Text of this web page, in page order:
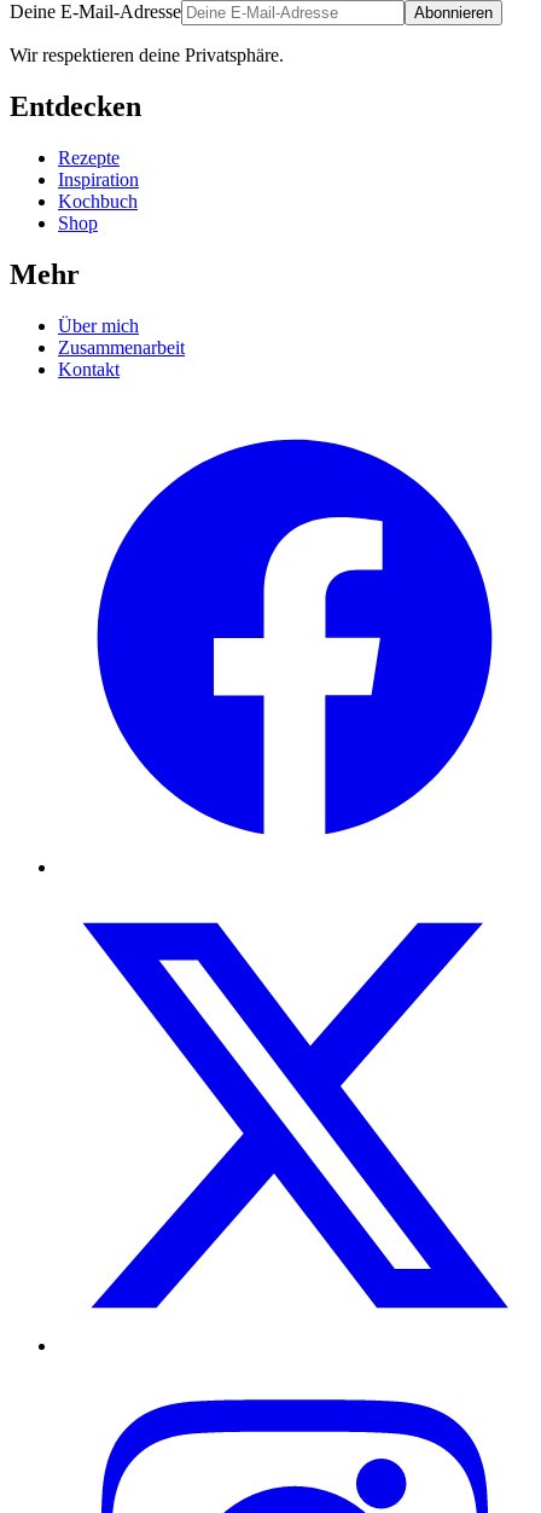
Deine E-Mail-Adresse Abonnieren
Wir respektieren deine Privatsphäre.
Entdecken
Rezepte
Inspiration
Kochbuch
Shop
Mehr
Über mich
Zusammenarbeit
Kontakt